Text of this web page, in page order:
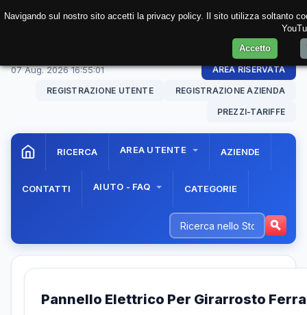
07 Aug. 202616:55:01 AREA RISERVATA
REGISTRAZIONE UTENTE REGISTRAZIONE AZIENDA
PREZZI-TARIFFE
RICERCA AREA UTENTE AZIENDE
CONTATTI AIUTO - FAQ CATEGORIE
Pannello Elettrico Per Girarrosto
Navigando sul nostro sito accetti la privacy policy. Il sito utilizza soltanto
Accetto